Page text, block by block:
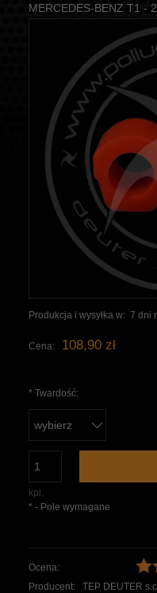
MERCEDES-BENZ T1 -
Produkcja i wysyłka w: 7 dni
Cena: 108,90 zł
* Twardość:
kpl.
* - Pole wymagane
Ocena:
Producent:
TEP DEUTER s.c.